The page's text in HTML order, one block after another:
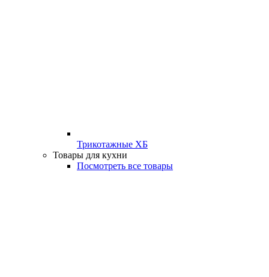
Трикотажные ХБ
Товары для кухни
Посмотреть все товары